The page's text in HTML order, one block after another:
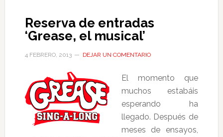
Reserva de entradas
‘Grease, el musical’
4 FEBRERO, 2013 DEJAR UN COMENTARIO
El momento que
muchos estabáis
esperando ha
llegado. Después de
meses de ensayos,